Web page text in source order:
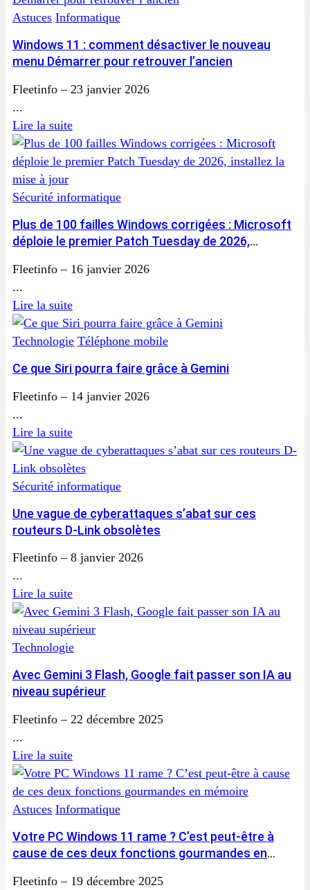
Astuces Informatique
Windows 11 : comment désactiver le nouveau
menu Démarrer pour retrouver l’ancien
Fleetinfo – 23 janvier 2026
...
Lire la suite
Sécurité informatique
Plus de 100 failles Windows corrigées : Microsoft
déploie le premier Patch Tuesday de 2026,
Fleetinfo – 16 janvier 2026
...
Lire la suite
Technologie Téléphone mobile
Ce que Siri pourra faire grâce à Gemini
Fleetinfo – 14 janvier 2026
...
Lire la suite
Sécurité informatique
Une vague de cyberattaques s’abat sur ces
routeurs D-Link obsolètes
Fleetinfo – 8 janvier 2026
...
Lire la suite
Technologie
Avec Gemini 3 Flash, Google fait passer son IA au
niveau supérieur
Fleetinfo – 22 décembre 2025
...
Lire la suite
Astuces Informatique
Votre PC Windows 11 rame ? C’est peut-être à
cause de ces deux fonctions gourmandes en
Fleetinfo – 19 décembre 2025